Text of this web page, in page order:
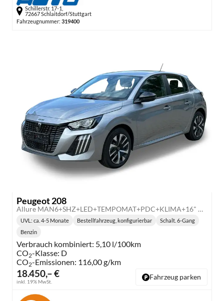
Schillerstr. 17-1,
72667 Schlaitdorf/Stuttgart
Fahrzeugnummer: 319400
Peugeot 208
Allure MAN6+SHZ+LED+TEMPOMAT+PDC+KLIMA+16" ALU
18.450,– €
inkl. 19% MwSt.
UVL : ca. 4-5 Monate Bestellfahrzeug, konfigurierbar
Getriebe:
Schalt. 6-Gang
Benzin
Verbrauch kombiniert: 5,10 l/100km
CO2-Klasse: D
CO2-Emissionen: 116,00 g/km
Fahrzeug parken